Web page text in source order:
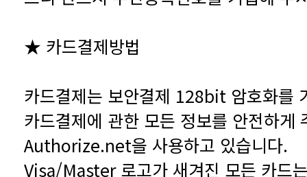
★ 카드결제방법
Authorize.net을 사용하고 있습니다.